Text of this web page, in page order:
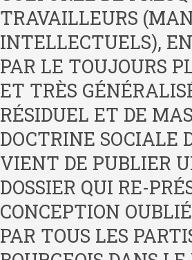
TRAVAILLEURS
INTELLECTUELS),
PAR LE TOUJOURS
ET TRÈS
RÉSIDUEL ET DE
DOCTRINE SOCIALE
VIENT DE PUBLIER
DOSSIER QUI RE-
CONCEPTION
PAR TOUS LES